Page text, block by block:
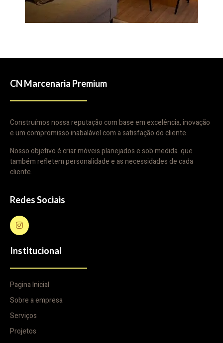
CN Marcenaria Premium
Construímos nossa reputação com base em excelência, inovação
e um compromisso inabalável com a satisfação do cliente.
Nosso objetivo é criar móveis planejados e sob medida que
também refletem personalidade e as necessidades de cada
cliente.
Redes Sociais
Institucional
Pagina Inicial
Sobre a empresa
Serviços
Projetos